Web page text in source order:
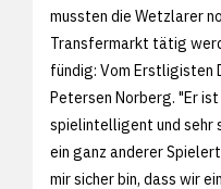
mussten die Wetzlarer
Transfermarkt tätig
fündig: Vom Erstligisten
Petersen Norberg. "Er
spielintelligent und sehr
ein ganz anderer
mir sicher bin, dass wir